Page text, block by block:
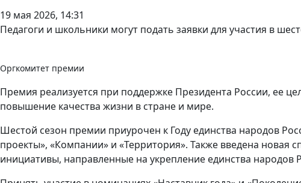
19 мая 2026, 14:31
Педагоги и школьники могут подать заявки для участия в
Оргкомитет премии
Премия реализуется при поддержке Президента России, ее
повышение качества жизни в стране и мире.
Шестой сезон премии приурочен к Году единства народов
проекты», «Компании» и «Территория». Также введена новая
инициативы, направленные на укрепление единства народов